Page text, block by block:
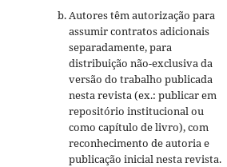
Autores têm autorização para
assumir contratos adicionais
separadamente, para
distribuição não-exclusiva da
versão do trabalho publicada
nesta revista (ex.: publicar em
repositório institucional ou
como capítulo de livro), com
reconhecimento de autoria e
publicação inicial nesta revista.